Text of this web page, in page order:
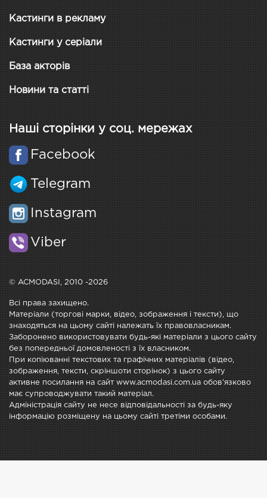
Кастинги в рекламу
Кастинги у серіали
База акторів
Новини та статті
Наші сторінки у соц. мережах
Facebook
Telegram
Instagram
Viber
© ACMODASI, 2010 -2026
Всі права захищено.
Матеріали (торгові марки, відео, зображення і тексти), що
знаходяться на цьому сайті належать їх правовласникам.
Заборонено використовувати будь-які матеріали з цього сайту
без попередньої домовленості з їх власником.
При копіюванні текстових та графічних матеріалів (відео,
зображення, тексти, скріншоти сторінок) з цього сайту
активне посилання на сайт www.acmodasi.com.ua обов'язково
має супроводжувати такий матеріал.
Адміністрація сайту не несе відповідальності за будь-яку
інформацію розміщену на цьому сайті третіми особами.